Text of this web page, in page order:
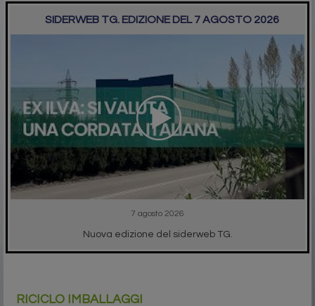
SIDERWEB TG. EDIZIONE DEL 7 AGOSTO 2026
7 agosto 2026
Nuova edizione del siderweb TG.
RICICLO IMBALLAGGI